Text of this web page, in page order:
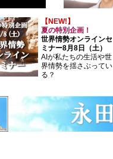
【NEW!】
夏の特別企画！
世界情勢オンラインセ
ミナー8月8日（土）
AIが私たちの生活や世
界情勢を揺さぶってい
る？